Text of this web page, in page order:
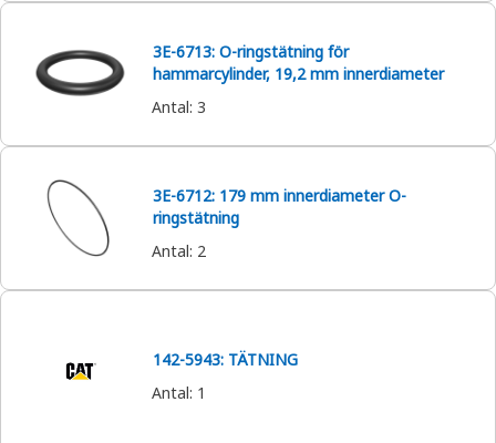
3E-6713: O-ringstätning för
hammarcylinder, 19,2 mm innerdiameter
Antal: 3
3E-6712: 179 mm innerdiameter O-
ringstätning
Antal: 2
142-5943: TÄTNING
Antal: 1